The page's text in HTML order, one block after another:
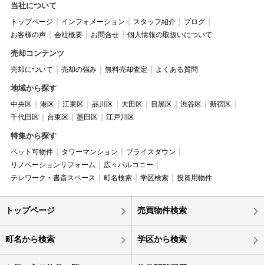
当社について
トップページ インフォメーション スタッフ紹介
ブログ
お客様の声
会社概要 お問合せ 個人情報の取扱いについて
売却コンテンツ
売却について 売却の強み 無料売却査定 よくある質問
地域から探す
中央区 港区 江東区 品川区 大田区 目黒区 渋谷区
新宿区
千代田区
台東区 墨田区 江戸川区
特集から探す
ペット可物件 タワーマンション
プライスダウン
リノベーションリフォーム
広々バルコニー
テレワーク・書斎スペース
町名検索 学区検索 投資用物件
トップページ 売買物件検索
町名から検索 学区から検索